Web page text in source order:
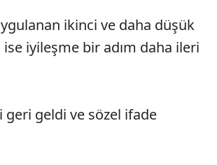
ikinci ve daha düşük
iyileşme bir adım daha ileri
geri geldi ve sözel ifade